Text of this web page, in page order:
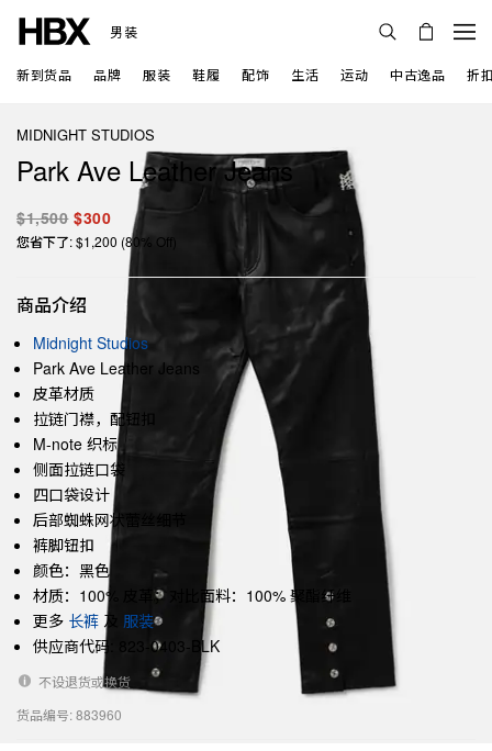
男装
新到货品 品牌 服装 鞋履 配饰 生活 运动 中古逸品 折
MIDNIGHT STUDIOS
Park Ave Leather Jeans
$1,500 $300
您省下了: $1,200 (80% Off)
商品介绍
Midnight Studios
Park Ave Leather Jeans
皮革材质
拉链门襟，配钮扣
M-note 织标
侧面拉链口袋
四口袋设计
后部蜘蛛网状蕾丝细节
裤脚钮扣
颜色：黑色
材质：100% 皮革；对比面料：100% 聚酯纤维
更多 长裤 及 服装
供应商代码: 823-0403-BLK
不设退货或换货
货品编号: 883960